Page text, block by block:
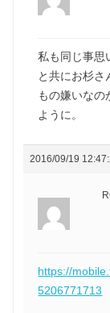
私も同じ事思
と共にお杉
もの嫌いな
ように。
2016/09/19
https://
5206771713